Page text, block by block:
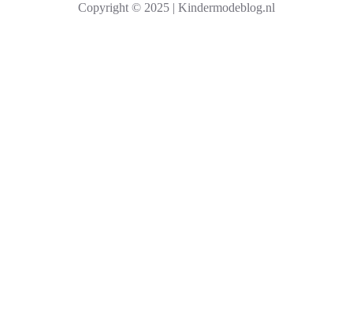
e
Copyright © 2025 | Kindermodeblog.nl